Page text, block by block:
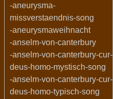
-aneurysma-
missverstaendnis-song
-aneurysmaweihnacht
-anselm-von-canterbury
-anselm-von-canterbury-cur-
deus-homo-mystisch-song
-anselm-von-canterbury-cur-
deus-homo-typisch-song